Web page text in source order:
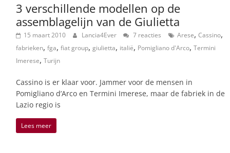
3 verschillende modellen op de
assemblagelijn van de Giulietta
15 maart 2010 Lancia4Ever 7 reacties Arese, Cassino,
fabrieken, fga, fiat group, giulietta, italië, Pomigliano d'Arco, Termini
Imerese, Turijn
Cassino is er klaar voor. Jammer voor de mensen in
Pomigliano d’Arco en Termini Imerese, maar de fabriek in de
Lazio regio is
Lees meer